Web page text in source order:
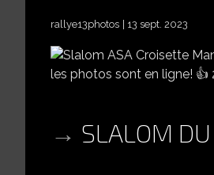
rallye13photos 13 sept. 2023
les photos sont en ligne!
SLALOM